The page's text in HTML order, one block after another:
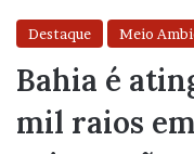
Destaque Meio
Bahia é
mil raios